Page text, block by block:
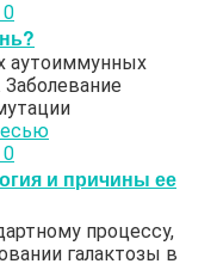
0
аутоиммунных
0
и причины ее
процессу,
галактозы в